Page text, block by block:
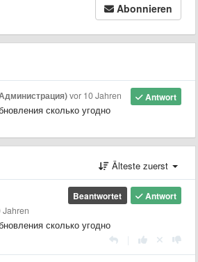
Abonnieren
Antwort
vor 10 Jahren
сколько угодно
Älteste zuerst
Antwort
Beantwortet
Jahren
сколько угодно